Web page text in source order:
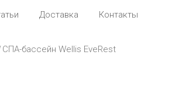
Доставка Контакты
СПА-бассейн Wellis EveRest